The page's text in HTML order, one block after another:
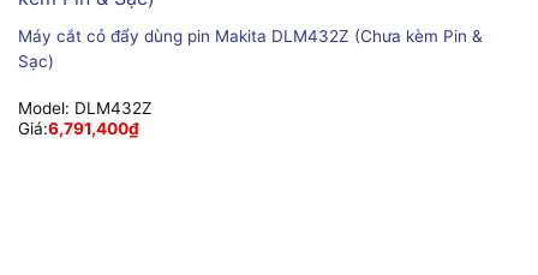
Máy cắt cỏ đẩy dùng pin Makita DLM432Z (Chưa kèm Pin &
Sạc)
Model: DLM432Z
Giá:6,791,400₫